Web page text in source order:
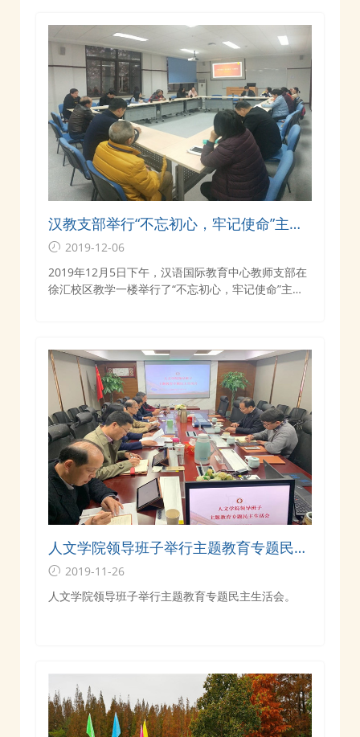
汉教支部举行“不忘初心，牢记使命”主题
学习专题组织生活会
2019-12-06
2019年12月5日下午，汉语国际教育中心教师支部在
徐汇校区教学一楼举行了“不忘初心，牢记使命”主题
人文学院领导班子举行主题教育专题民主
生活会
2019-11-26
人文学院领导班子举行主题教育专题民主生活会。